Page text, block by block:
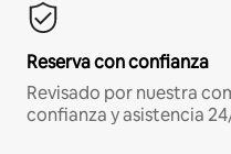
Reserva con confianza
Revisado por nuestra
confianza y asistencia